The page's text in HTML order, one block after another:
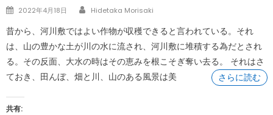
Posted
2022年4月18日 Author
Hidetaka Morisaki
昔から、河川敷ではよい作物が収穫できると言われている。それ
は、山の豊かな土が川の水に流され、河川敷に堆積する為だとされ
る。その反面、大水の時はその恵みを根こそぎ奪い去る。 それはさ
ておき、田んぼ、畑と川、山のある風景は美
さらに読む
共有: